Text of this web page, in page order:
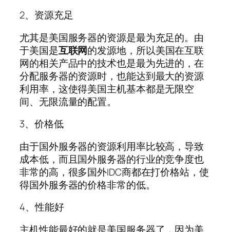
2、资源充足
尤其是美国服务器的资源是最为充足的。由
于美国是互联网的发源地，所以美国在互联
网的相关产品中的技术也是最为先进的，在
分配服务器的资源时，也能达到最大的资源
利用率，这使得美国主机基本都是无限空
间、无限流量的配置。
3、价格低
由于国外服务器的资源利用率比较高，导致
成本低，而且国外服务器的行业的竞争度也
非常的高，很多国外IDC商都在打价格站，使
得国外服务器的价格非常的低。
4、性能好